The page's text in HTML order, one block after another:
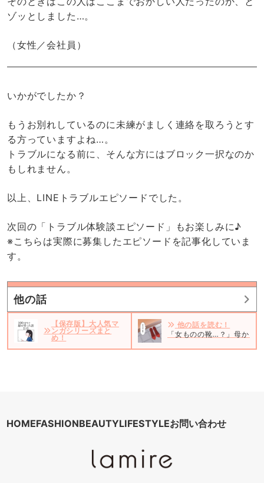
ゾッとしました…。
（女性／会社員）
いかがでしたか？
もうお別れしているのに未練がましく連絡を取ろうとす
る方っていますよね…。
トラブルになる前に、そんな方にはブロック一択なのか
もしれません。
以上、LINEトラブルエピソードでした。
次回の「トラブル体験談エピソード」もお楽しみに♪
※こちらは実際に募集したエピソードを記事化していま
す。
他の話
【保存版】大人気マ
ンガシリーズまと
め！
他の話を読む！
「女ものの靴…？」母から
HOMEFASHIONBEAUTYLIFESTYLEお問い合わせ